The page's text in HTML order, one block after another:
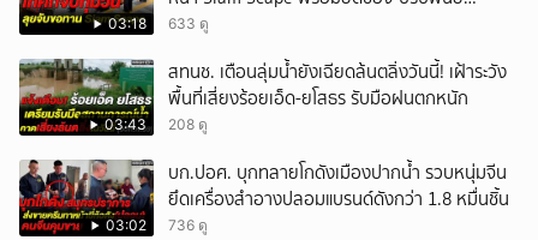
03:18
แผงลอย
633 ดู
03:43
สทนช. เตือนลุ่มน้ำยังเฉียดล้นตลิ่งวันนี้! เฝ้าระวัง
พื้นที่เสี่ยงร้อยเอ็ด-ยโสธร รับมือฝนตกหนัก
208 ดู
03:02
บก.ปอศ. บุกทลายโกดังเมืองปากน้ำ รวบหนุ่มจีน
ยึดเครื่องสำอางปลอมแบรนด์ดังกว่า 1.8 หมื่นชิ้น
736 ดู